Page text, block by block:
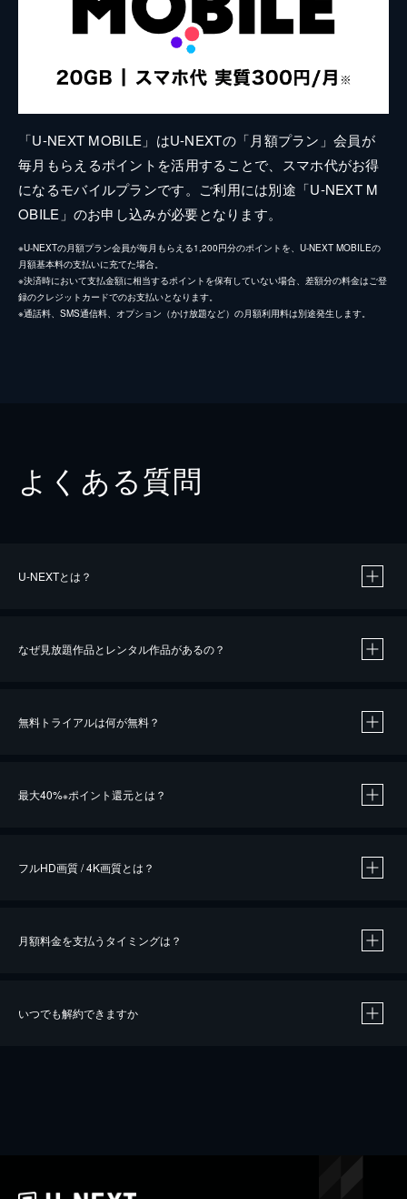
「U-NEXT MOBILE」はU-NEXTの「月額プラン」会員が
毎月もらえるポイントを活用することで、スマホ代がお得
になるモバイルプランです。ご利用には別途「U-NEXT M
OBILE」のお申し込みが必要となります。
※U-NEXTの月額プラン会員が毎月もらえる1,200円分のポイントを、U-NEXT MOBILEの
月額基本料の支払いに充てた場合。
※決済時において支払金額に相当するポイントを保有していない場合、差額分の料金はご登
録のクレジットカードでのお支払いとなります。
※通話料、SMS通信料、オプション（かけ放題など）の月額利用料は別途発生します。
よくある質問
U-NEXTとは？
なぜ見放題作品とレンタル作品があるの？
無料トライアルは何が無料？
最大40%※ポイント還元とは？
※40％ポイント還元の対象は、クレジットカード決済による作品の購入 / レンタルです。
iOSアプリのUコイン決済による作品の購入 / レンタルは、20％のポイント還元です。
フルHD画質 / 4K画質とは？
月額料金を支払うタイミングは？
いつでも解約できますか